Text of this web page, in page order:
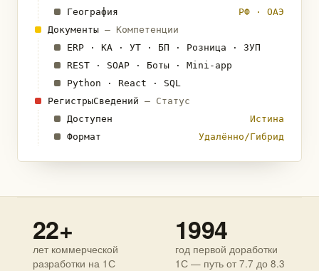
География
РФ · ОАЭ
Документы — Компетенции
ERP · КА · УТ · БП · Розница · ЗУП
REST · SOAP · Боты · Mini-app
Python · React · SQL
РегистрыСведений — Статус
Доступен
Истина
Формат
Удалённо/Гибрид
22+
лет коммерческой
разработки на 1С
1994
год первой доработки
1С — путь от 7.7 до 8.3